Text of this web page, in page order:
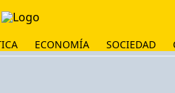
ECONOMÍA SOCIEDAD